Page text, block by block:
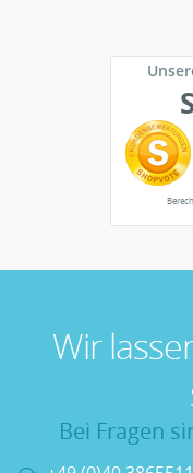
Wir
Bei Fragen